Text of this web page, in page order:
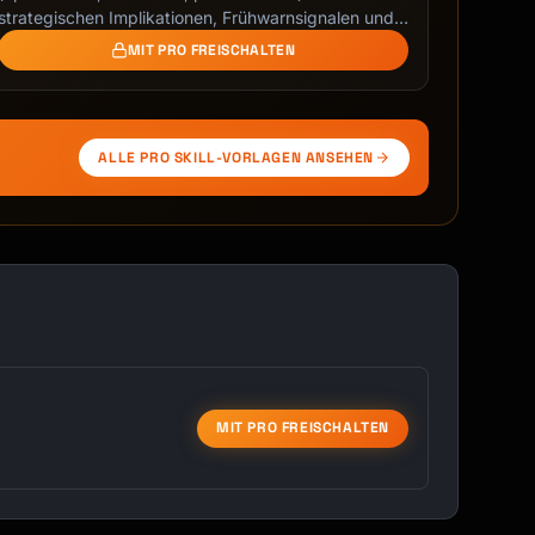
strategischen Implikationen, Frühwarnsignalen und
MIT PRO FREISCHALTEN
ALLE PRO SKILL-VORLAGEN ANSEHEN
MIT PRO FREISCHALTEN